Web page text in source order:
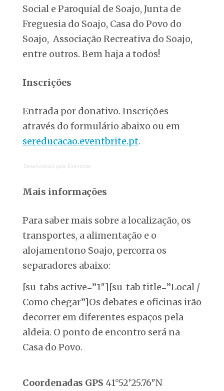
Social e Paroquial de Soajo, Junta de
Freguesia do Soajo, Casa do Povo do
Soajo, Associação Recreativa do Soajo,
entre outros. Bem haja a todos!
Inscrições
Entrada por donativo. Inscrições
através do formulário abaixo ou em
sereducacao.eventbrite.pt.
Desenvolvido pela Eventbrite
Mais informações
Para saber mais sobre a localização, os
transportes, a alimentação e o
alojamentono Soajo, percorra os
separadores abaixo:
[su_tabs active=”1″][su_tab title=”Local /
Como chegar”]Os debates e oficinas irão
decorrer em diferentes espaços pela
aldeia. O ponto de encontro será na
Casa do Povo.
Coordenadas GPS 41°52’25.76″N